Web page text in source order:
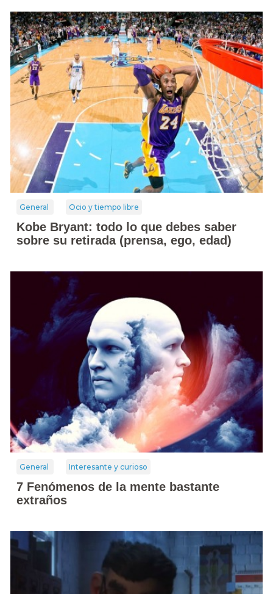
General Ocio y tiempo libre
Kobe Bryant: todo lo que debes saber
sobre su retirada (prensa, ego, edad)
General Interesante y curioso
7 Fenómenos de la mente bastante
extraños